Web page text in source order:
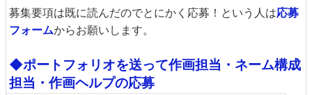
募集要項は既に読んだのでとにかく応募！という人は応募
フォームからお願いします。
◆ポートフォリオを送って作画担当・ネーム構成
担当・作画ヘルプの応募